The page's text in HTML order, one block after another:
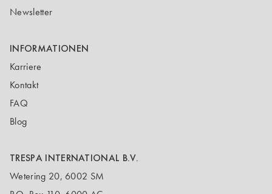
Newsletter
INFORMATIONEN
Karriere
Kontakt
FAQ
Blog
TRESPA INTERNATIONAL B.V.
Wetering 20, 6002 SM